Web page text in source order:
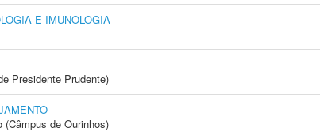
E IMUNOLOGIA
Presidente Prudente)
(Câmpus de Ourinhos)